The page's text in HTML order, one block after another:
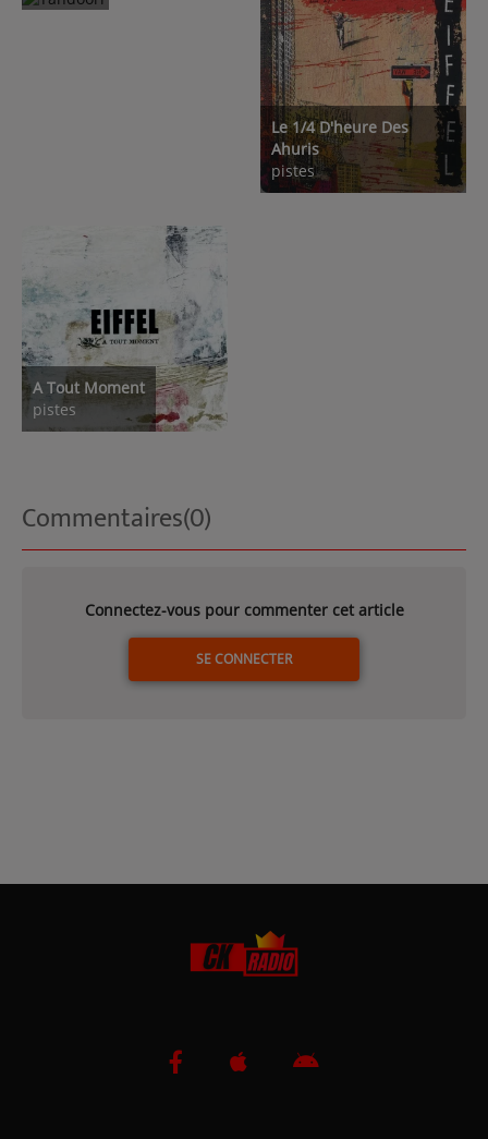
Le 1/4 D'heure Des
Ahuris
pistes
A Tout Moment
pistes
Commentaires(0)
Connectez-vous pour commenter cet article
SE CONNECTER